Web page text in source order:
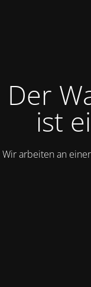
Der
ist
Wir arbeiten an